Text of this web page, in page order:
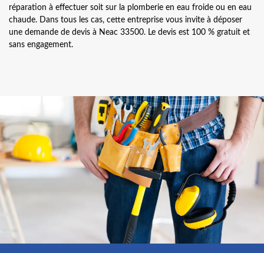
réparation à effectuer soit sur la plomberie en eau froide ou en eau
chaude. Dans tous les cas, cette entreprise vous invite à déposer
une demande de devis à Neac 33500. Le devis est 100 % gratuit et
sans engagement.